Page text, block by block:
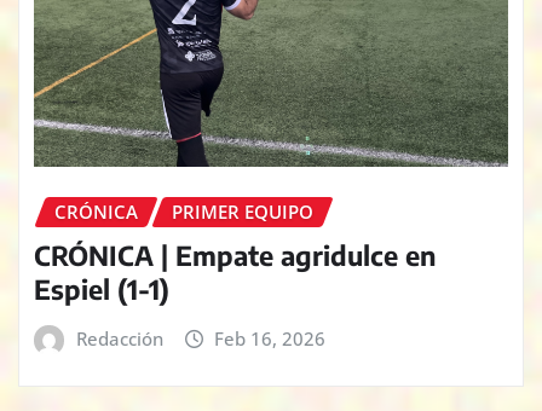
CRÓNICA PRIMER EQUIPO
CRÓNICA | Empate agridulce en
Espiel (1-1)
Redacción Feb 16, 2026